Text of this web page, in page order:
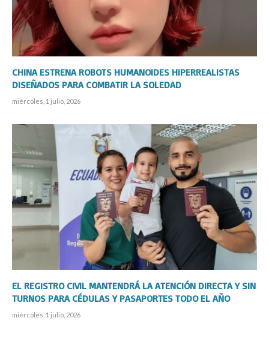
CHINA ESTRENA ROBOTS HUMANOIDES HIPERREALISTAS
DISEÑADOS PARA COMBATIR LA SOLEDAD
miércoles, 1 julio, 2026
EL REGISTRO CIVIL MANTENDRÁ LA ATENCIÓN DIRECTA Y SIN
TURNOS PARA CÉDULAS Y PASAPORTES TODO EL AÑO
miércoles, 1 julio, 2026